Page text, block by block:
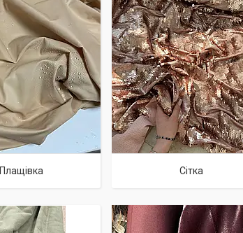
Плащівка Сітка